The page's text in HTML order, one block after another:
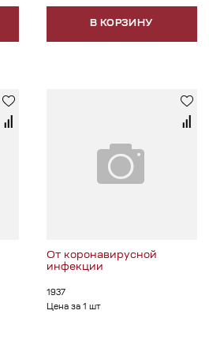
В КОРЗИНУ
От коронавирусной
инфекции
1937
Цена за 1 шт